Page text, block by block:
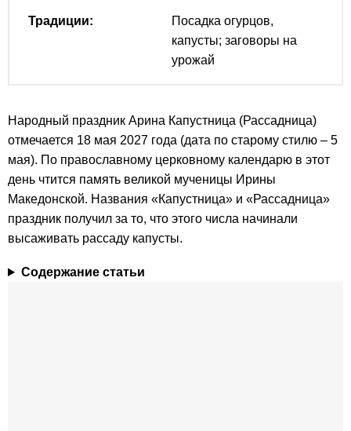
Традиции:
Посадка огурцов,
капусты; заговоры на
урожай
Народный праздник Арина Капустница (Рассадница)
отмечается 18 мая 2027 года (дата по старому стилю – 5
мая). По православному церковному календарю в этот
день чтится память великой мученицы Ирины
Македонской. Названия «Капустница» и «Рассадница»
праздник получил за то, что этого числа начинали
высаживать рассаду капусты.
Содержание статьи